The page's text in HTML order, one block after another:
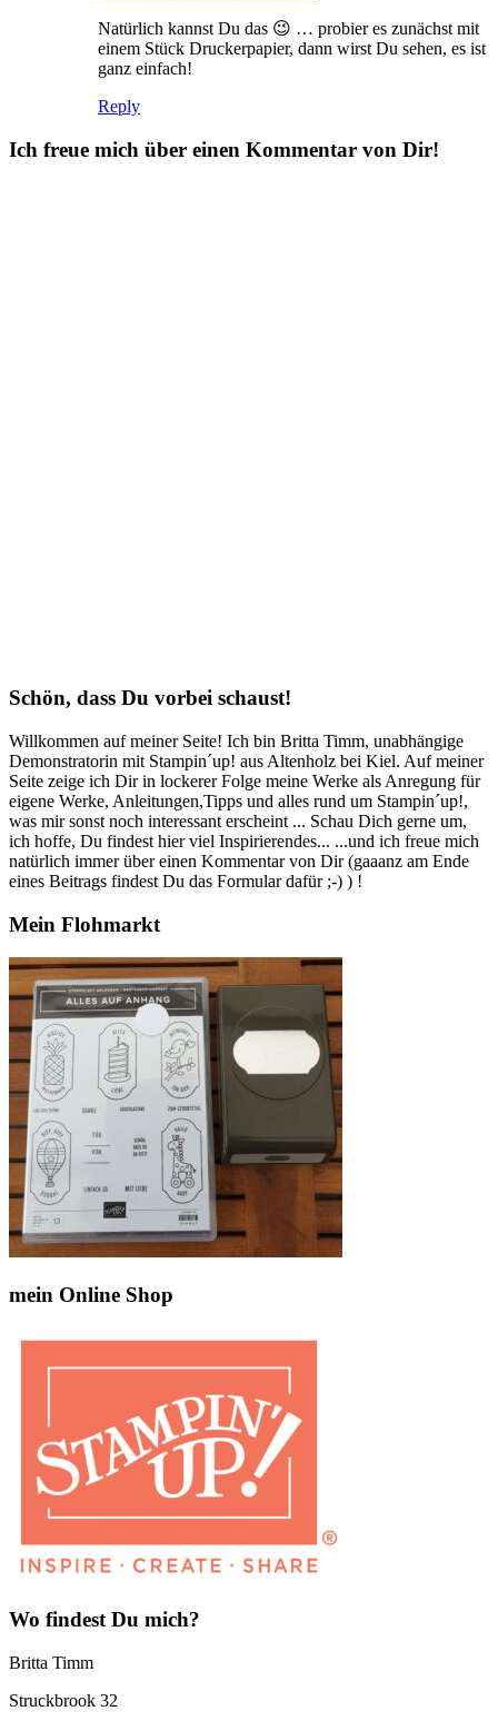
Natürlich kannst Du das 😉 … probier es zunächst mit
einem Stück Druckerpapier, dann wirst Du sehen, es ist
ganz einfach!
Reply
Ich freue mich über einen Kommentar von Dir!
Schön, dass Du vorbei schaust!
Willkommen auf meiner Seite! Ich bin Britta Timm, unabhängige
Demonstratorin mit Stampin´up! aus Altenholz bei Kiel. Auf meiner
Seite zeige ich Dir in lockerer Folge meine Werke als Anregung für
eigene Werke, Anleitungen,Tipps und alles rund um Stampin´up!,
was mir sonst noch interessant erscheint ... Schau Dich gerne um,
ich hoffe, Du findest hier viel Inspirierendes... ...und ich freue mich
natürlich immer über einen Kommentar von Dir (gaaanz am Ende
eines Beitrags findest Du das Formular dafür ;-) ) !
Mein Flohmarkt
mein Online Shop
Wo findest Du mich?
Britta Timm
Struckbrook 32